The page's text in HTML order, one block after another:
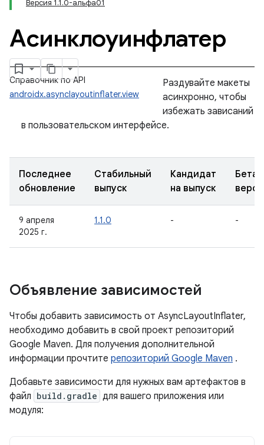
Версия 1.1.0-альфа01
Асинклоуинфлатер
Справочник по API
androidx.asynclayoutinflater.view
Раздувайте макеты
асинхронно, чтобы
избежать зависаний
в пользовательском интерфейсе.
Последнее
обновление
Стабильный
выпуск
Кандидат
на выпуск
Бета-
9 апреля
2025 г.
1.1.0 - -
Объявление зависимостей
Чтобы добавить зависимость от AsyncLayoutInflater,
необходимо добавить в свой проект репозиторий
Google Maven. Для получения дополнительной
информации прочтите репозиторий Google Maven .
Добавьте зависимости для нужных вам артефактов в
файл build.gradle для вашего приложения или
модуля: